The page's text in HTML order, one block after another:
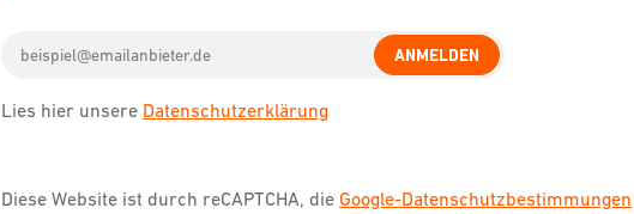
address
ANMELDEN
Lies hier unsere Datenschutzerklärung
Diese Website ist durch reCAPTCHA, die Google-Datenschutzbestimmungen